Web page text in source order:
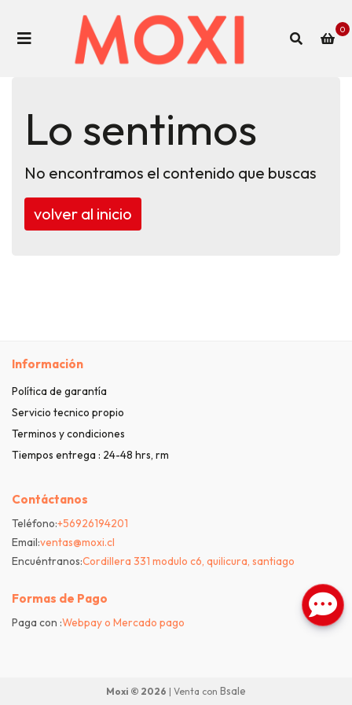
0
Lo sentimos
No encontramos el contenido que buscas
volver al inicio
Información
Política de garantía
Servicio tecnico propio
Terminos y condiciones
Tiempos entrega : 24-48 hrs, rm
Contáctanos
Teléfono:+56926194201
Email:ventas@moxi.cl
Encuéntranos:Cordillera 331 modulo c6, quilicura, santiago
Formas de Pago
Paga con :Webpay o Mercado pago
Moxi © 2026 | Venta con Bsale